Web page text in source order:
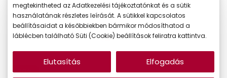
-30%
megtekintheted az Adatkezelési tájékoztatónkat és a sütik
használatának részletes leírását. A sütikkel kapcsolatos
beállításaidat a későbbiekben bármikor módosíthatod a
láblécben található Süti (Cookie) beállítások feliratra kattintva.
Elutasítás Elfogadás